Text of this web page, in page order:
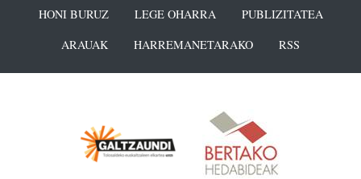
HONI BURUZ LEGE OHARRA
PUBLIZITATEA
ARAUAK
HARREMANETARAKO RSS